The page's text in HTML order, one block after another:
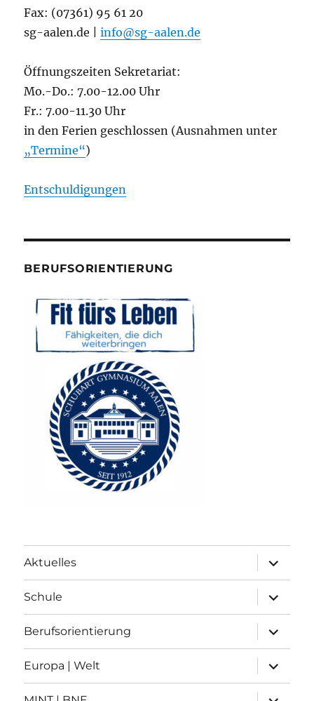
Fax: (07361) 95 61 20
sg-aalen.de |info@sg-aalen.de
Öffnungszeiten Sekretariat:
Mo.-Do.: 7.00-12.00 Uhr
Fr.: 7.00-11.30 Uhr
in den Ferien geschlossen (Ausnahmen unter
„Termine“)
Entschuldigungen
BERUFSORIENTIERUNG
Aktuelles
anzeigen
Schule
anzeigen
Berufsorientierung
anzeigen
Europa | Welt
anzeigen